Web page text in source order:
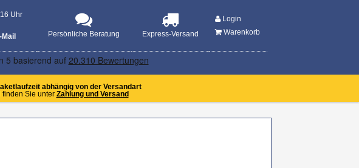
Uhr
Mail Persönliche Beratung Express-Versand
Login
Warenkorb
abhängig von der Versandart
finden Sie unter Zahlung und Versand